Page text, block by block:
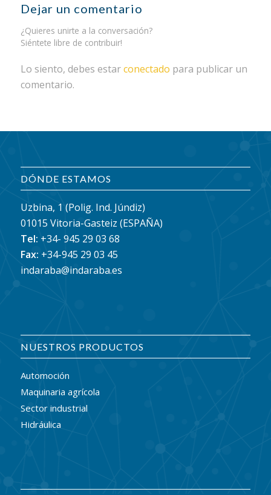
Dejar un comentario
¿Quieres unirte a la conversación?
Siéntete libre de contribuir!
Lo siento, debes estarconectado para publicar un
comentario.
DÓNDE ESTAMOS
Uzbina, 1 (Polig. Ind. Júndiz)
01015 Vitoria-Gasteiz (ESPAÑA)
Tel: +34- 945 29 03 68
Fax: +34-945 29 03 45
indaraba@indaraba.es
NUESTROS PRODUCTOS
Automoción
Maquinaria agrícola
Sector industrial
Hidráulica